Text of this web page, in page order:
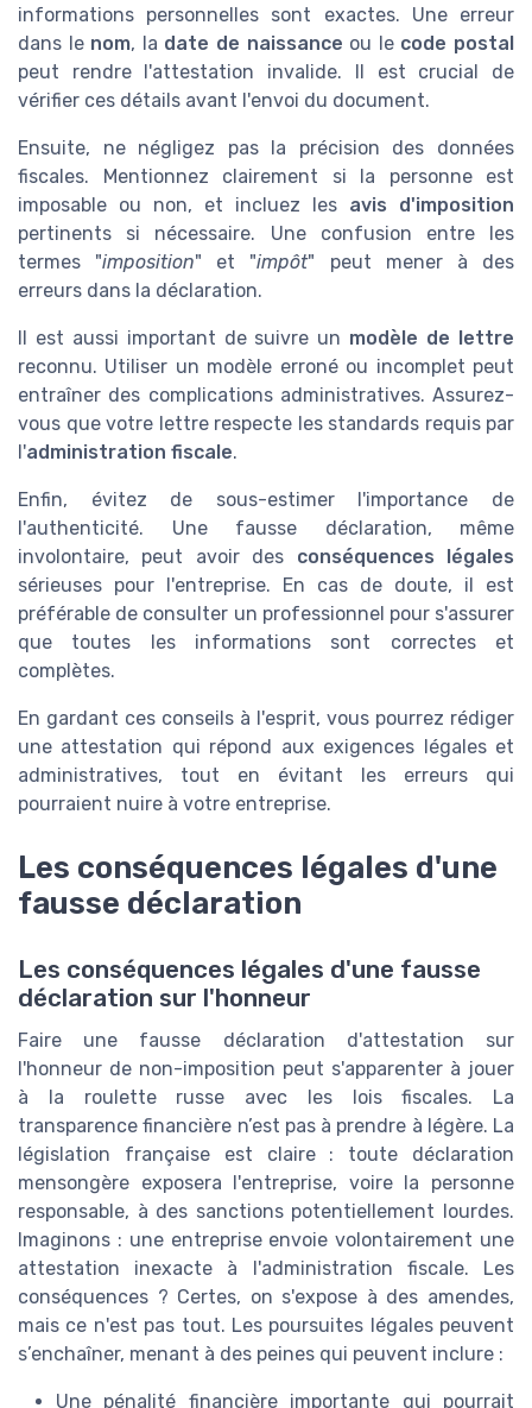
informations personnelles sont exactes. Une erreur
dans le nom, la date de naissance ou le code postal
peut rendre l'attestation invalide. Il est crucial de
vérifier ces détails avant l'envoi du document.
Ensuite, ne négligez pas la précision des données
fiscales. Mentionnez clairement si la personne est
imposable ou non, et incluez les avis d'imposition
pertinents si nécessaire. Une confusion entre les
termes "imposition" et "impôt" peut mener à des
erreurs dans la déclaration.
Il est aussi important de suivre un modèle de lettre
reconnu. Utiliser un modèle erroné ou incomplet peut
entraîner des complications administratives. Assurez-
vous que votre lettre respecte les standards requis par
l'administration fiscale.
Enfin, évitez de sous-estimer l'importance de
l'authenticité. Une fausse déclaration, même
involontaire, peut avoir des conséquences légales
sérieuses pour l'entreprise. En cas de doute, il est
préférable de consulter un professionnel pour s'assurer
que toutes les informations sont correctes et
complètes.
En gardant ces conseils à l'esprit, vous pourrez rédiger
une attestation qui répond aux exigences légales et
administratives, tout en évitant les erreurs qui
pourraient nuire à votre entreprise.
Les conséquences légales d'une
fausse déclaration
Les conséquences légales d'une fausse
déclaration sur l'honneur
Faire une fausse déclaration d'attestation sur
l'honneur de non-imposition peut s'apparenter à jouer
à la roulette russe avec les lois fiscales. La
transparence financière n’est pas à prendre à légère. La
législation française est claire : toute déclaration
mensongère exposera l'entreprise, voire la personne
responsable, à des sanctions potentiellement lourdes.
Imaginons : une entreprise envoie volontairement une
attestation inexacte à l'administration fiscale. Les
conséquences ? Certes, on s'expose à des amendes,
mais ce n'est pas tout. Les poursuites légales peuvent
s’enchaîner, menant à des peines qui peuvent inclure :
Une pénalité financière importante qui pourrait